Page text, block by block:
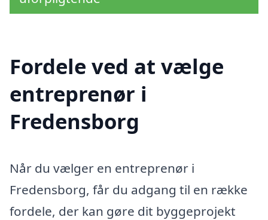
Fordele ved at vælge
entreprenør i
Fredensborg
Når du vælger en entreprenør i
Fredensborg, får du adgang til en række
fordele, der kan gøre dit byggeprojekt